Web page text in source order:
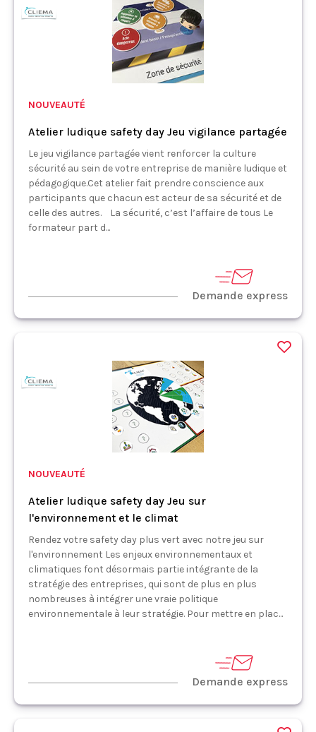
NOUVEAUTÉ
Atelier ludique safety day Jeu vigilance partagée
Le jeu vigilance partagée vient renforcer la culture
sécurité au sein de votre entreprise de manière ludique et
pédagogique.Cet atelier fait prendre conscience aux
participants que chacun est acteur de sa sécurité et de
celle des autres. La sécurité, c’est l’affaire de tous Le
formateur part d...
Demande express
NOUVEAUTÉ
Atelier ludique safety day Jeu sur
l'environnement et le climat
Rendez votre safety day plus vert avec notre jeu sur
l'environnement Les enjeux environnementaux et
climatiques font désormais partie intégrante de la
stratégie des entreprises, qui sont de plus en plus
nombreuses à intégrer une vraie politique
environnementale à leur stratégie. Pour mettre en plac...
Demande express